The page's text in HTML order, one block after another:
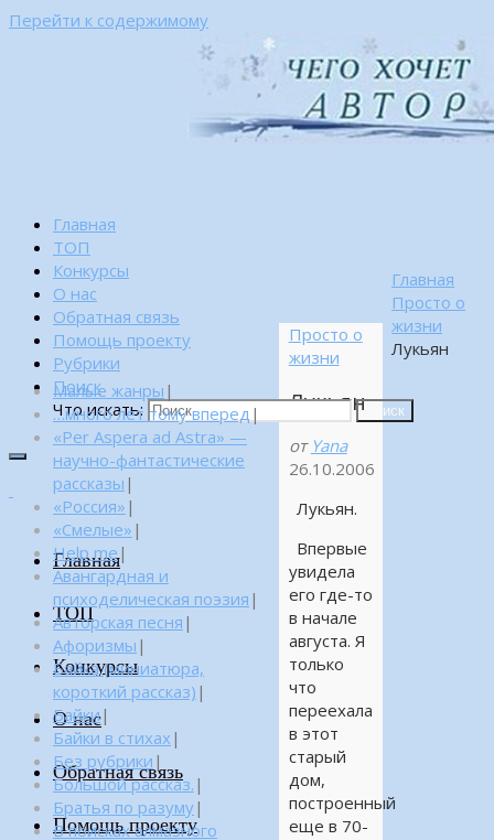
Перейти к содержимому
Главная
ТОП
Конкурсы
О нас
Обратная связь
Помощь проекту
Рубрики
Поиск
Что искать:
Поиск
Главная
ТОП
Конкурсы
О нас
Обратная связь
Помощь проекту
Главная
Просто о
жизни
Лукьян
Просто о
жизни
Лукьян
от Yana
26.10.2006
Лукьян.
Впервые
увидела
его где-то
в начале
августа. Я
только
что
переехала
в этот
старый
дом,
построенный
еще в 70-
Малые жанры |
…много лет тому вперед |
«Per Aspera ad Astra» —
научно-фантастические
рассказы |
«Россия» |
«Смелые» |
Help me|
Авангардная и
психоделическая поэзия |
Авторская песня |
Афоризмы |
Байка (миниатюра,
короткий рассказ) |
Байки|
Байки в стихах |
Без рубрики |
Большой рассказ. |
Братья по разуму|
В поисках алмазного